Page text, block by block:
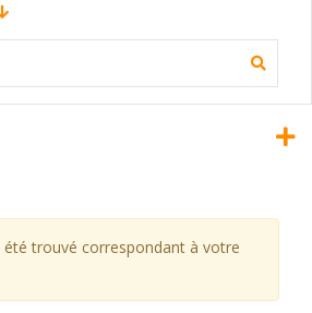
trouvé correspondant à votre